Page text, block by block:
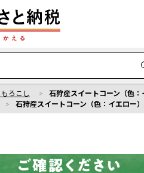
もろこし
石狩産スイートコーン（色
石狩産スイートコーン（色：イエロー